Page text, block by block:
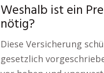
Weshalb ist ein
nötig?
Diese Versicherung
gesetzlich